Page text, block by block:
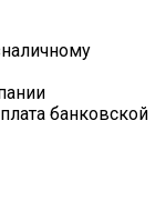
банковской